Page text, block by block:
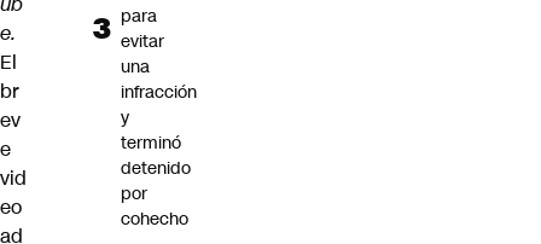
e.
El
br
ev
e
vid
eo
ad
para
evitar
una
infracción
y
terminó
detenido
por
cohecho